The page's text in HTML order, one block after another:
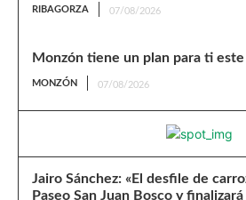
RIBAGORZA 07/08/2026
Monzón tiene un plan para ti
MONZÓN 07/08/2026
Jairo Sánchez: «El desfile de
Paseo San Juan Bosco y